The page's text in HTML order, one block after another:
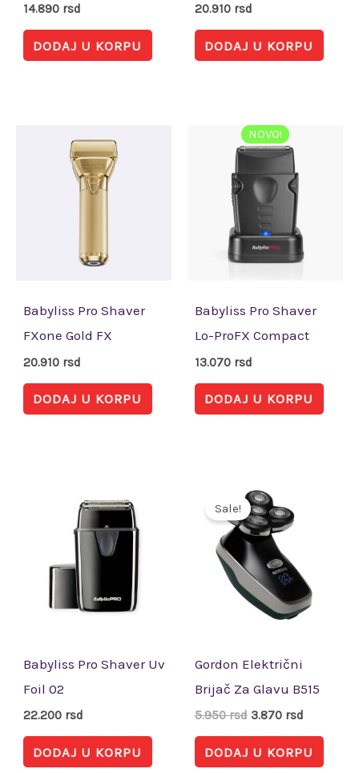
14.890 rsd
DODAJ U KORPU
20.910 rsd
DODAJ U KORPU
Babyliss Pro Shaver
FXone Gold FX
20.910 rsd
DODAJ U KORPU
NOVO!
Babyliss Pro Shaver
Lo-ProFX Compact
13.070 rsd
DODAJ U KORPU
Babyliss Pro Shaver Uv
Foil 02
22.200 rsd
DODAJ U KORPU
Sale!
Gordon Električni
Brijač Za Glavu B515
5.950rsd
cena
je
bila:
5.950 rsd.
3.870 rsd
DODAJ U KORPU